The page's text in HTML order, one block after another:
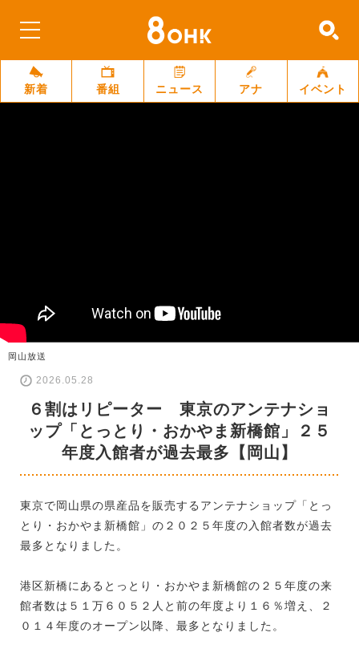
新着 番組 ニュース アナ イベント
岡山放送
2026.05.28
６割はリピーター 東京のアンテナショ
ップ「とっとり・おかやま新橋館」２５
年度入館者が過去最多【岡山】
東京で岡山県の県産品を販売するアンテナショップ「とっ
とり・おかやま新橋館」の２０２５年度の入館者数が過去
最多となりました。
港区新橋にあるとっとり・おかやま新橋館の２５年度の来
館者数は５１万６０５２人と前の年度より１６％増え、２
０１４年度のオープン以降、最多となりました。